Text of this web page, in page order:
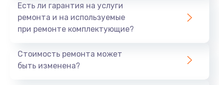
Есть ли гарантия на услуги
ремонта и на используемые
при ремонте комплектующие?
Стоимость ремонта может
быть изменена?